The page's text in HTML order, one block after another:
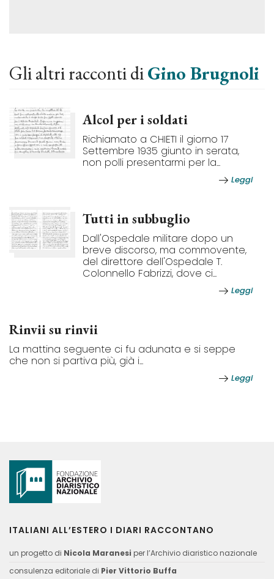
Gli altri racconti diGino Brugnoli
Alcol per i soldati
Richiamato a CHIETI il giorno 17
Settembre 1935 giunto in serata,
non polli presentarmi per la...
Leggi
Tutti in subbuglio
Dall'Ospedale militare dopo un
breve discorso, ma commovente,
del direttore dell'Ospedale T.
Colonnello Fabrizzi, dove ci...
Leggi
Rinvii su rinvii
La mattina seguente ci fu adunata e si seppe
che non si partiva più, già i...
Leggi
ITALIANI ALL’ESTERO I DIARI RACCONTANO
un progetto di Nicola Maranesi per l’Archivio diaristico nazionale
consulenza editoriale di Pier Vittorio Buffa